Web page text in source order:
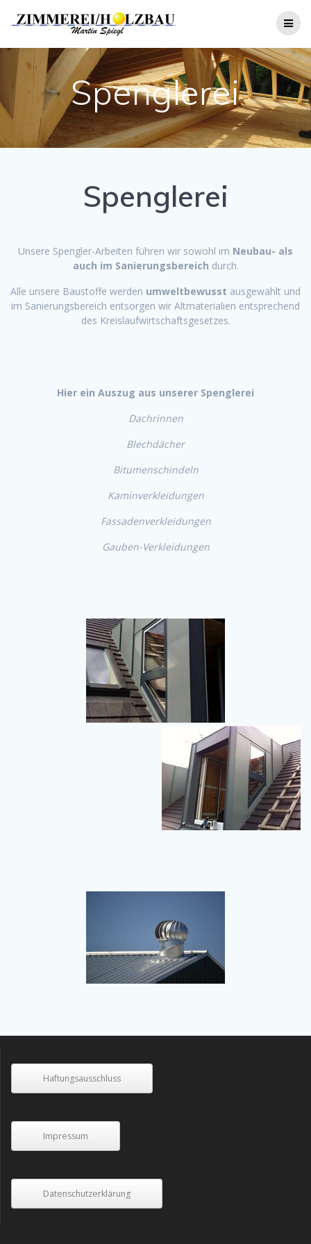
Inhalt
Spenglerei
Spenglerei
Unsere Spengler-Arbeiten führen wir sowohl im Neubau- als
auch im Sanierungsbereich durch.
Alle unsere Baustoffe werden umweltbewusst ausgewählt und
im Sanierungsbereich entsorgen wir Altmaterialien entsprechend
des Kreislaufwirtschaftsgesetzes.
Hier ein Auszug aus unserer Spenglerei
Dachrinnen
Blechdächer
Bitumenschindeln
Kaminverkleidungen
Fassadenverkleidungen
Gauben-Verkleidungen
Haftungsausschluss
Impressum
Datenschutzerklärung